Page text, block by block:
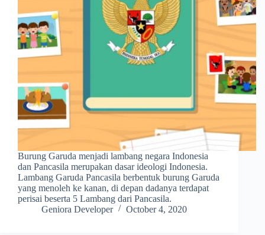
Burung Garuda menjadi lambang negara Indonesia
dan Pancasila merupakan dasar ideologi Indonesia.
Lambang Garuda Pancasila berbentuk burung Garuda
yang menoleh ke kanan, di depan dadanya terdapat
perisai beserta 5 Lambang dari Pancasila.
Geniora Developer
October 4, 2020